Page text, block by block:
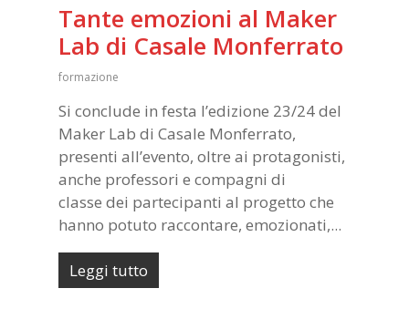
Tante emozioni al Maker
Lab di Casale Monferrato
formazione
Si conclude in festa l’edizione 23/24 del
Maker Lab di Casale Monferrato,
presenti all’evento, oltre ai protagonisti,
anche professori e compagni di
classe dei partecipanti al progetto che
hanno potuto raccontare, emozionati,...
Leggi tutto